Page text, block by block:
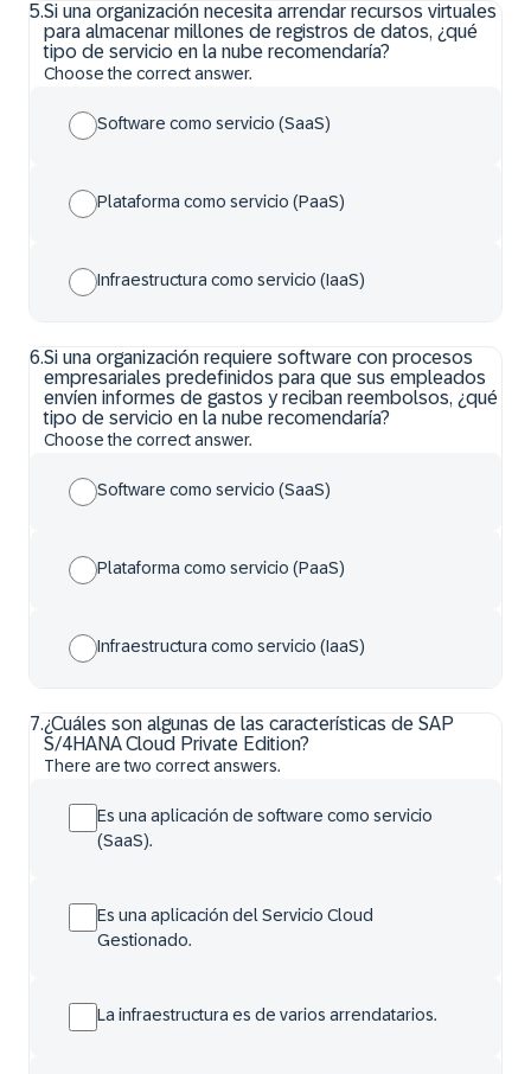
5.Si una organización necesita arrendar recursos virtuales
para almacenar millones de registros de datos, ¿qué
tipo de servicio en la nube recomendaría?
Choose the correct answer.
Software como servicio (SaaS)
Plataforma como servicio (PaaS)
Infraestructura como servicio (IaaS)
6.Si una organización requiere software con procesos
empresariales predefinidos para que sus empleados
envíen informes de gastos y reciban reembolsos, ¿qué
tipo de servicio en la nube recomendaría?
Choose the correct answer.
Software como servicio (SaaS)
Plataforma como servicio (PaaS)
Infraestructura como servicio (IaaS)
7.¿Cuáles son algunas de las características de SAP
S/4HANA Cloud Private Edition?
There are two correct answers.
Es una aplicación de software como servicio
(SaaS).
Es una aplicación del Servicio Cloud
Gestionado.
La infraestructura es de varios arrendatarios.